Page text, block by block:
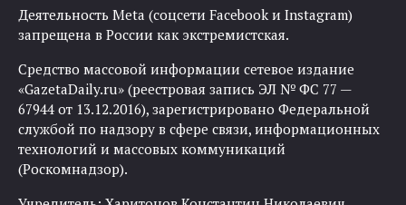
Деятельность Meta (соцсети Facebook и Instagram)
запрещена в России как экстремистская.
Средство массовой информации сетевое издание
«GazetaDaily.ru» (реестровая запись ЭЛ № ФС 77 —
67944 от 13.12.2016), зарегистрировано Федеральной
службой по надзору в сфере связи, информационных
технологий и массовых коммуникаций
(Роскомнадзор).